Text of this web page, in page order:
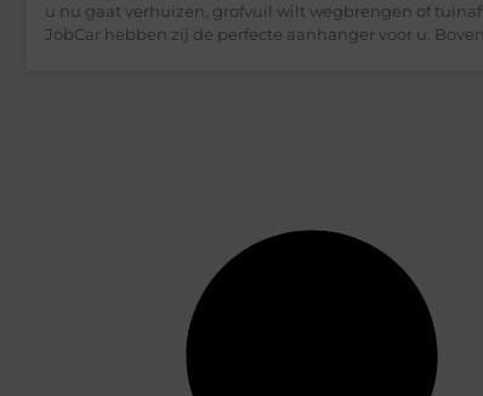
u nu gaat verhuizen, grofvuil wilt wegbrengen of
JobCar hebben zij de perfecte aanhanger voor u.